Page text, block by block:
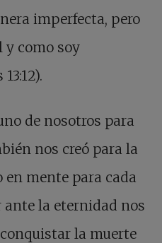
imperfecta, pero
y como soy
de nosotros para
nos creó para la
mente para cada
ante la eternidad nos
la muerte